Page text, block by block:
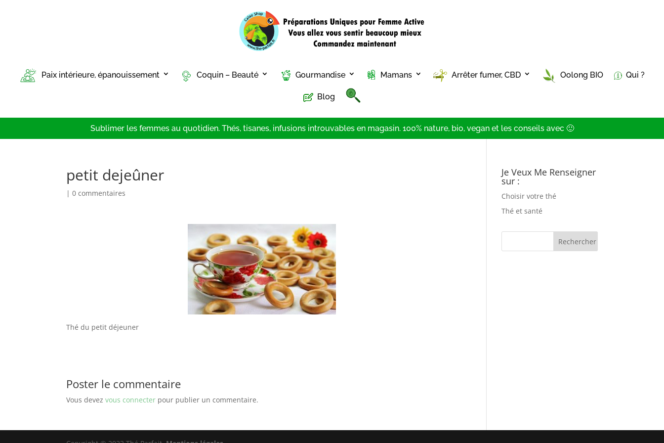
Paix intérieure, épanouissement Coquin – Beauté Gourmandise Mamans Arrêter fumer, CBD Oolong BIO Qui ?
Blog
Sublimer les femmes au quotidien. Thés, tisanes, infusions introuvables en magasin. 100% nature, bio, vegan et les conseils avec 🙂
petit dejeûner
|0 commentaires
Thé du petit déjeuner
Poster le commentaire
Vous devezvous connecter pour publier un commentaire.
Je Veux Me Renseigner
sur :
Choisir votre thé
Thé et santé